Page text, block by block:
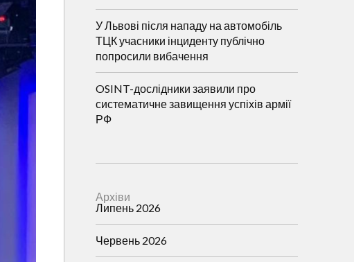
У Львові після нападу на автомобіль
ТЦК учасники інциденту публічно
попросили вибачення
OSINT-дослідники заявили про
систематичне завищення успіхів армії
РФ
Архіви
Липень 2026
Червень 2026